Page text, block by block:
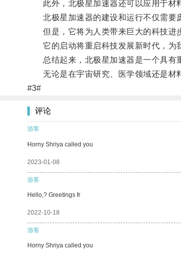
此外，北极星加速器还可以应用于材
北极星加速器的建设和运行不仅需要庞
但是，它将为人类带来巨大的科技进
它的启动将重启科技发展新时代，为
总结起来，北极星加速器是一个具有重
无论是在宇宙研究、医学领域还是材料
#3#
评论
游客
Horny Shriya called you
2023-01-08
游客
Hello,? Greetings fr
2022-10-18
游客
Horny Shriya called you